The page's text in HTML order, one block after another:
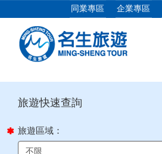
同業專區 企業專區
日本專館
郵輪假期
目前位置： 首頁 列表
旅遊區域：